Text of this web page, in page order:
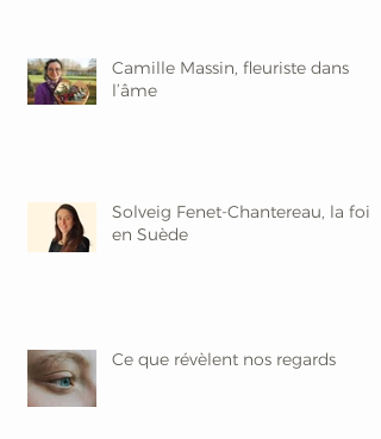
Camille Massin, fleuriste dans
l’âme
Solveig Fenet-Chantereau, la foi
en Suède
Ce que révèlent nos regards